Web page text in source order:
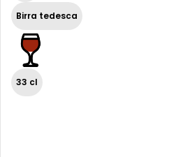
Birra tedesca
33 cl